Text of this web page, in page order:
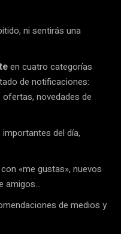
ni sentirás una
en cuatro categorías
de notificaciones:
novedades de
del día,
«me gustas», nuevos
amigos…
de medios y